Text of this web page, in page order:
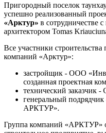
Пригородный поселок
успешно реализованный
«Арктур» в сотрудничестве
архитектором Tomas
Все участники строительства
компаний «Арктур»:
застройщик - ООО
созданная проектная
технический заказчик
генеральный
АРКТУР».
Группа компаний «АРКТУР»